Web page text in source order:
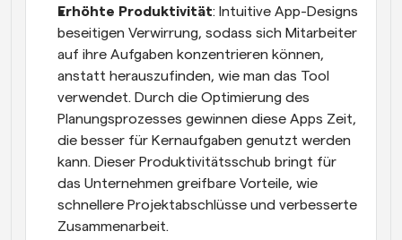
Erhöhte Produktivität: Intuitive App-Designs
beseitigen Verwirrung, sodass sich Mitarbeiter
auf ihre Aufgaben konzentrieren können,
anstatt herauszufinden, wie man das Tool
verwendet. Durch die Optimierung des
Planungsprozesses gewinnen diese Apps Zeit,
die besser für Kernaufgaben genutzt werden
kann. Dieser Produktivitätsschub bringt für
das Unternehmen greifbare Vorteile, wie
schnellere Projektabschlüsse und verbesserte
Zusammenarbeit.